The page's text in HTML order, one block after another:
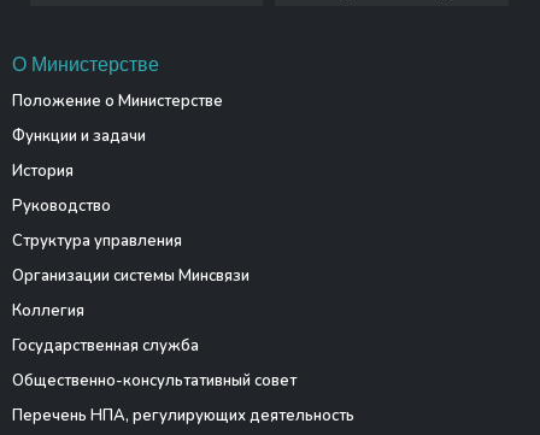
О Министерстве
Положение о Министерстве
Функции и задачи
История
Руководство
Структура управления
Организации системы Минсвязи
Коллегия
Государственная служба
Общественно-консультативный совет
Перечень НПА, регулирующих деятельность